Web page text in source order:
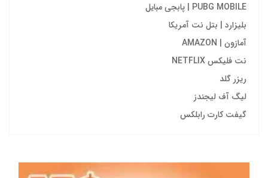
PUBG MOBILE | پابجی مبایل
بلیزارد | بتل نت آمریکا
آمازون | AMAZON
نت فلیکس NETFLIX
ریزر گلد
لیگ آف لیجندز
گیفت کارت رابلکس